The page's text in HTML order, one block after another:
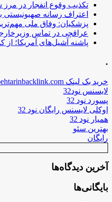
تکذیب وقوع انفجار در
اعتراف رسانه صهیونیستی
پزشکیان: وفاق ملی
عراقچی در تماس
پاشنه آشیل‌های آمریکا؛ از
.
خرید بک لینک behtarinbacklink.com
لایسنس نود32
پسورد نود 32
اوکلی لایسنس رایگان نود 32
همیار نود 32
بهترین سئو
رایگان
آخرین دیدگاه‌ها
بایگانی‌ها